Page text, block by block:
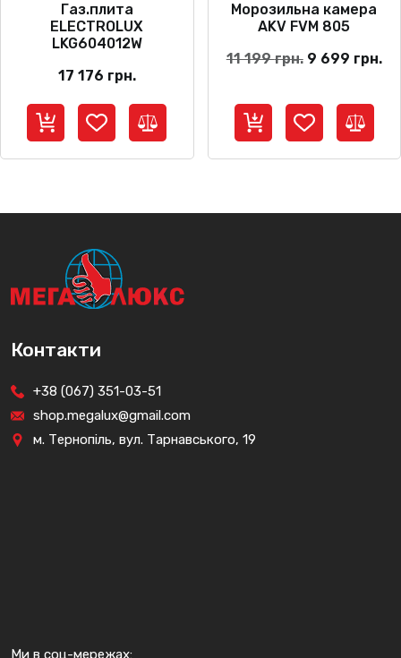
Газ.плита
ELECTROLUX
LKG604012W
17 176 грн.
Морозильна камера
AKV FVM 805
11 199грн. Оригінальна
11
199 грн..
9 699 грн.
Контакти
+38 (067) 351-03-51
shop.megalux@gmail.com
м. Тернопіль, вул. Тарнавського, 19
Ми в соц-мережах: